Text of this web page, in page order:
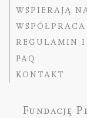
WSPIERAJĄ
WSPÓŁPRACA
REGULAMIN I
FAQ
KONTAKT
Fundację